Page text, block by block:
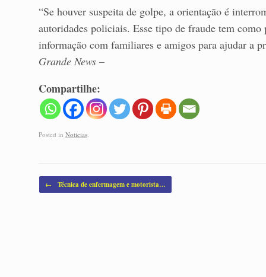
“Se houver suspeita de golpe, a orientação é
autoridades policiais. Esse tipo de fraude tem
informação com familiares e amigos para ajudar a
Grande News –
Compartilhe:
Posted in Noticias.
Post navigation
← Técnica de enfermagem e motorista…